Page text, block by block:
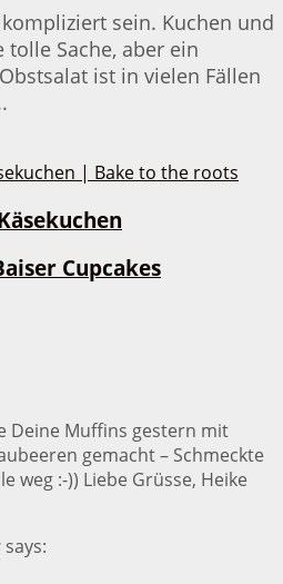
sein. Kuchen und
Sache, aber ein
ist in vielen Fällen
Cupcakes
Deine Muffins gestern mit
gemacht – Schmeckte
weg :-)) Liebe Grüsse, Heike
says: